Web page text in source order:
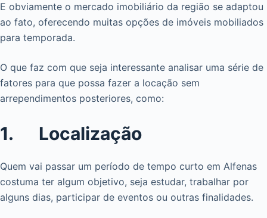
E obviamente o mercado imobiliário da região se adaptou
ao fato, oferecendo muitas opções de imóveis mobiliados
para temporada.
O que faz com que seja interessante analisar uma série de
fatores para que possa fazer a locação sem
arrependimentos posteriores, como:
1. Localização
Quem vai passar um período de tempo curto em Alfenas
costuma ter algum objetivo, seja estudar, trabalhar por
alguns dias, participar de eventos ou outras finalidades.